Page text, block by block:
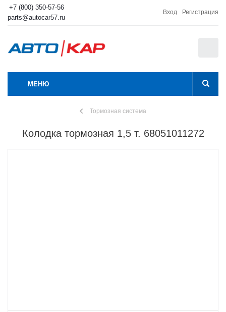
+7 (800) 350-57-56
parts@autocar57.ru
Вход Регистрация
МЕНЮ
Тормозная система
Колодка тормозная 1,5 т. 68051011272